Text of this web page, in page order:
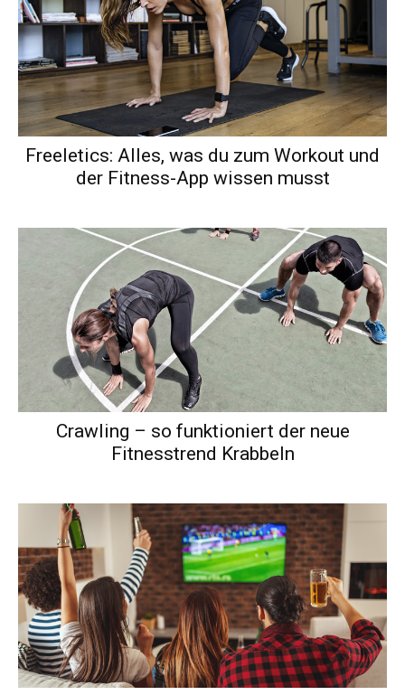
Freeletics: Alles, was du zum Workout und
der Fitness-App wissen musst
Crawling – so funktioniert der neue
Fitnesstrend Krabbeln